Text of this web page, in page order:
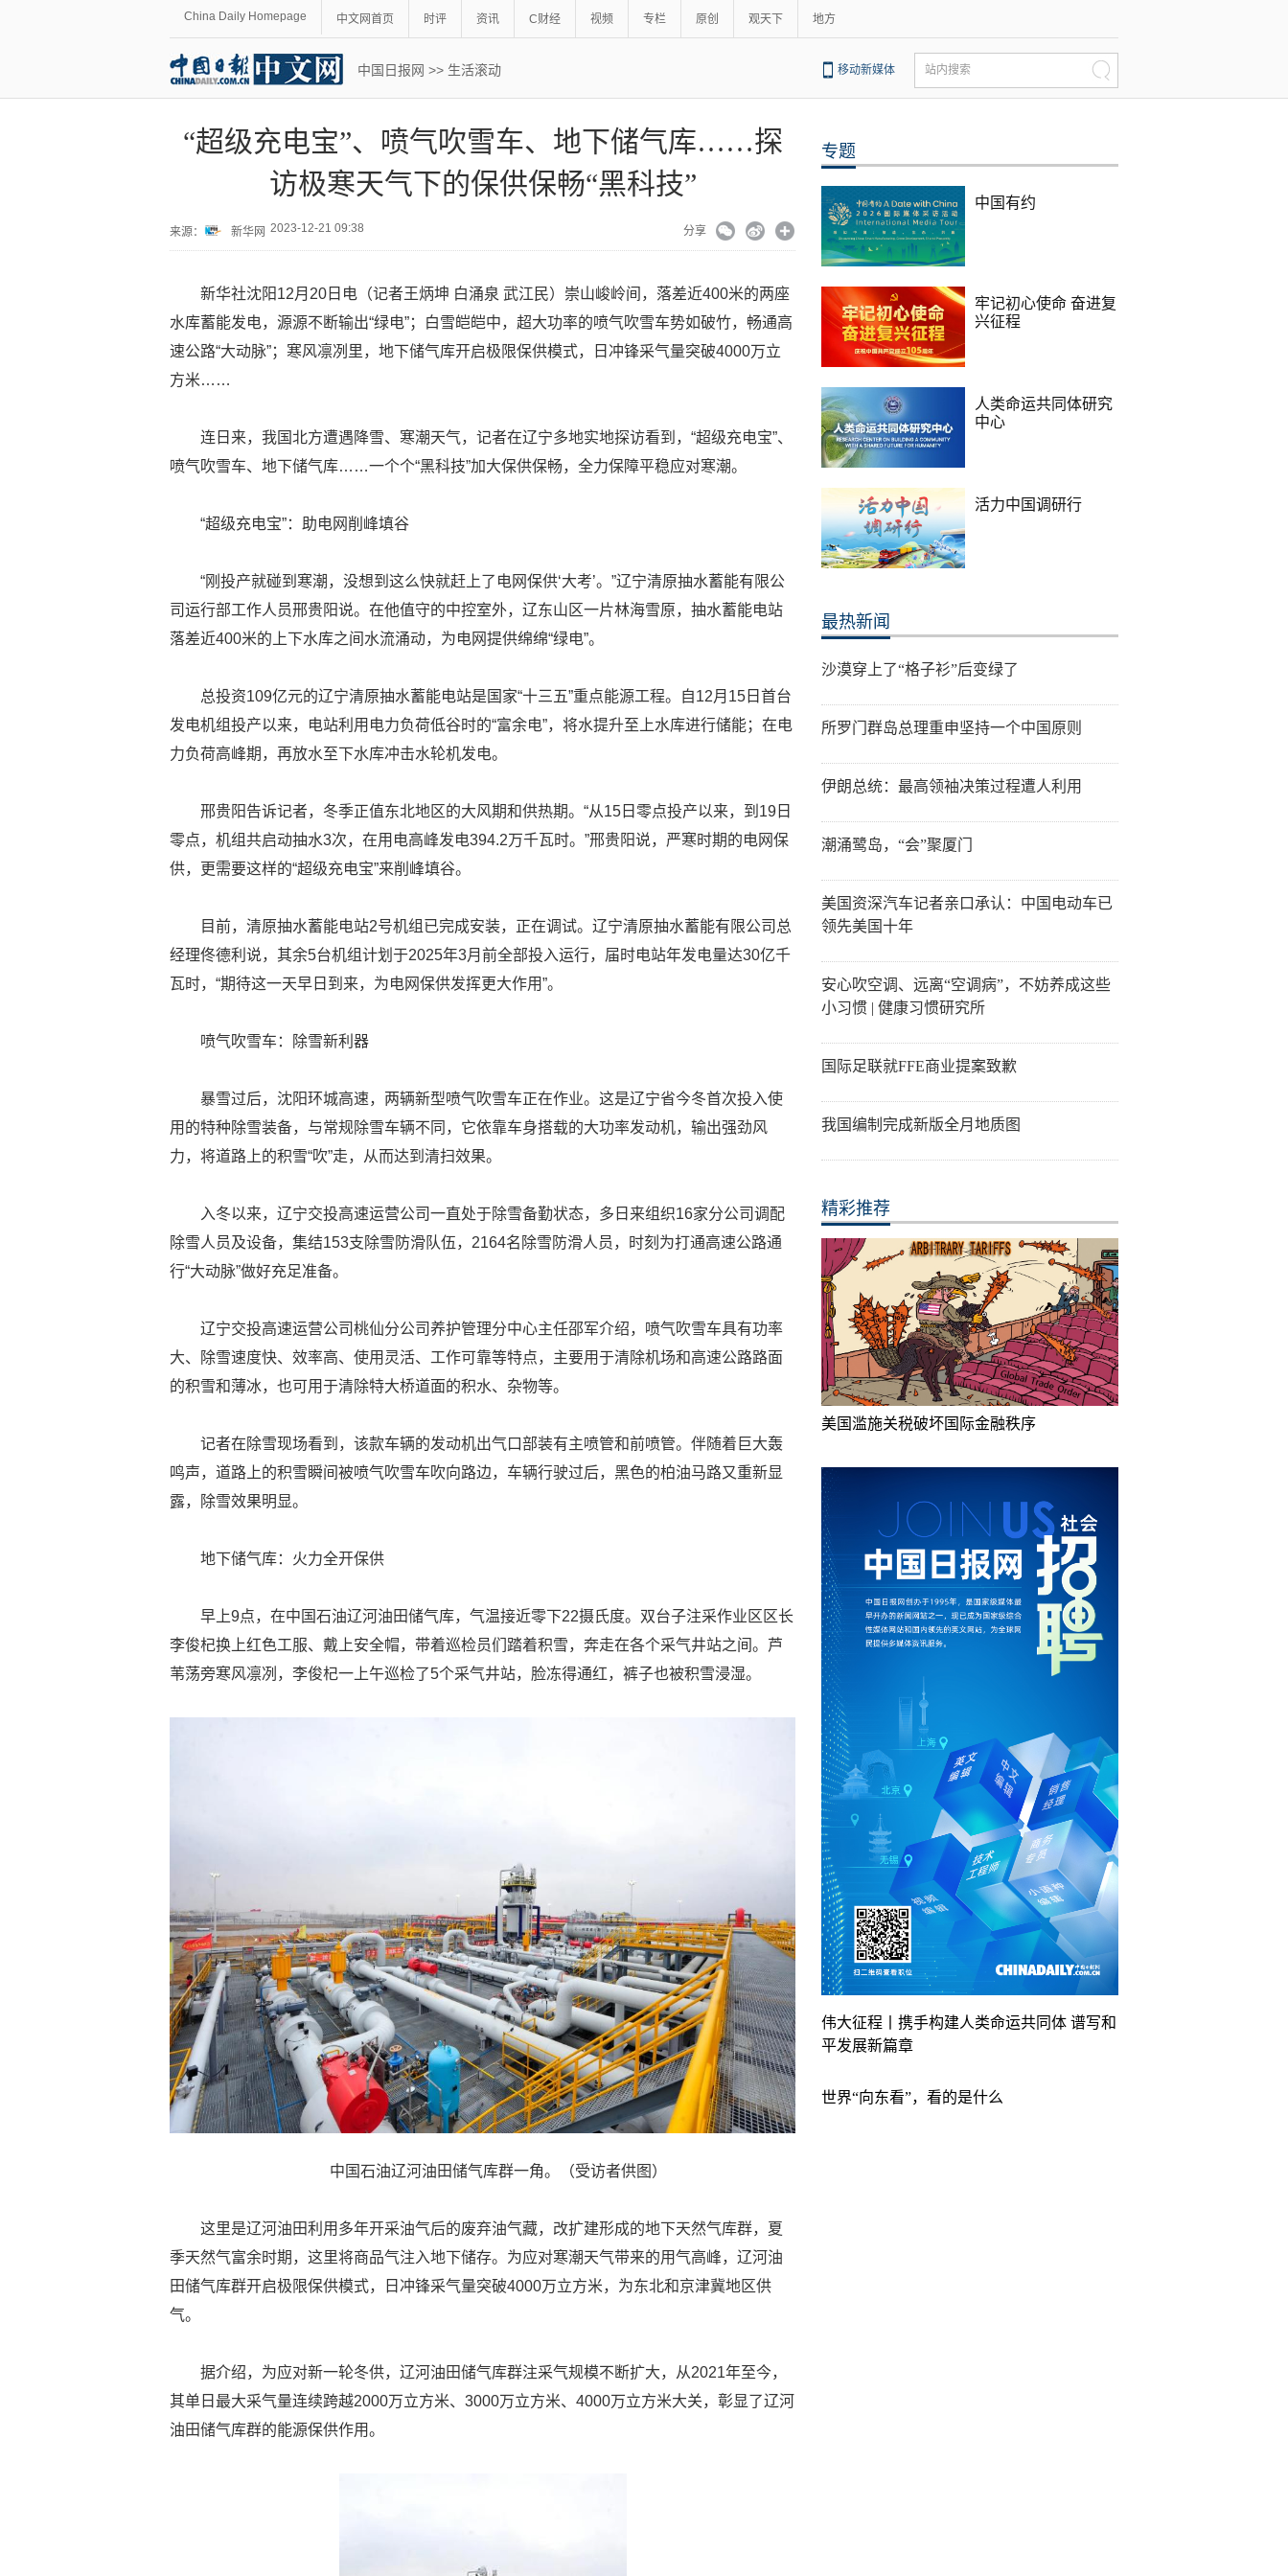
China Daily Homepage 中文网首页 时评 资讯 C财经 视频 专栏 原创 观天下 地方
中国日报网 >> 生活滚动 移动新媒体 站内搜索
“超级充电宝”、喷气吹雪车、地下储气库……探
访极寒天气下的保供保畅“黑科技”
来源： 新华网 2023-12-21 09:38 分享
新华社沈阳12月20日电（记者王炳坤 白涌泉 武江民）崇山峻岭间，落差近400米的两座
水库蓄能发电，源源不断输出“绿电”；白雪皑皑中，超大功率的喷气吹雪车势如破竹，畅通高
速公路“大动脉”；寒风凛冽里，地下储气库开启极限保供模式，日冲锋采气量突破4000万立
方米……
连日来，我国北方遭遇降雪、寒潮天气，记者在辽宁多地实地探访看到，“超级充电宝”、
喷气吹雪车、地下储气库……一个个“黑科技”加大保供保畅，全力保障平稳应对寒潮。
“超级充电宝”：助电网削峰填谷
“刚投产就碰到寒潮，没想到这么快就赶上了电网保供‘大考’。”辽宁清原抽水蓄能有限公
司运行部工作人员邢贵阳说。在他值守的中控室外，辽东山区一片林海雪原，抽水蓄能电站
落差近400米的上下水库之间水流涌动，为电网提供绵绵“绿电”。
总投资109亿元的辽宁清原抽水蓄能电站是国家“十三五”重点能源工程。自12月15日首台
发电机组投产以来，电站利用电力负荷低谷时的“富余电”，将水提升至上水库进行储能；在电
力负荷高峰期，再放水至下水库冲击水轮机发电。
邢贵阳告诉记者，冬季正值东北地区的大风期和供热期。“从15日零点投产以来，到19日
零点，机组共启动抽水3次，在用电高峰发电394.2万千瓦时。”邢贵阳说，严寒时期的电网保
供，更需要这样的“超级充电宝”来削峰填谷。
目前，清原抽水蓄能电站2号机组已完成安装，正在调试。辽宁清原抽水蓄能有限公司总
经理佟德利说，其余5台机组计划于2025年3月前全部投入运行，届时电站年发电量达30亿千
瓦时，“期待这一天早日到来，为电网保供发挥更大作用”。
喷气吹雪车：除雪新利器
暴雪过后，沈阳环城高速，两辆新型喷气吹雪车正在作业。这是辽宁省今冬首次投入使
用的特种除雪装备，与常规除雪车辆不同，它依靠车身搭载的大功率发动机，输出强劲风
力，将道路上的积雪“吹”走，从而达到清扫效果。
入冬以来，辽宁交投高速运营公司一直处于除雪备勤状态，多日来组织16家分公司调配
除雪人员及设备，集结153支除雪防滑队伍，2164名除雪防滑人员，时刻为打通高速公路通
行“大动脉”做好充足准备。
辽宁交投高速运营公司桃仙分公司养护管理分中心主任邵军介绍，喷气吹雪车具有功率
大、除雪速度快、效率高、使用灵活、工作可靠等特点，主要用于清除机场和高速公路路面
的积雪和薄冰，也可用于清除特大桥道面的积水、杂物等。
记者在除雪现场看到，该款车辆的发动机出气口部装有主喷管和前喷管。伴随着巨大轰
鸣声，道路上的积雪瞬间被喷气吹雪车吹向路边，车辆行驶过后，黑色的柏油马路又重新显
露，除雪效果明显。
地下储气库：火力全开保供
早上9点，在中国石油辽河油田储气库，气温接近零下22摄氏度。双台子注采作业区区长
李俊杞换上红色工服、戴上安全帽，带着巡检员们踏着积雪，奔走在各个采气井站之间。芦
苇荡旁寒风凛冽，李俊杞一上午巡检了5个采气井站，脸冻得通红，裤子也被积雪浸湿。
中国石油辽河油田储气库群一角。（受访者供图）
这里是辽河油田利用多年开采油气后的废弃油气藏，改扩建形成的地下天然气库群，夏
季天然气富余时期，这里将商品气注入地下储存。为应对寒潮天气带来的用气高峰，辽河油
田储气库群开启极限保供模式，日冲锋采气量突破4000万立方米，为东北和京津冀地区供
气。
据介绍，为应对新一轮冬供，辽河油田储气库群注采气规模不断扩大，从2021年至今，
其单日最大采气量连续跨越2000万立方米、3000万立方米、4000万立方米大关，彰显了辽河
油田储气库群的能源保供作用。
专题
中国有约
牢记初心使命 奋进复
兴征程
人类命运共同体研究
中心
活力中国调研行
最热新闻
沙漠穿上了“格子衫”后变绿了
所罗门群岛总理重申坚持一个中国原则
伊朗总统：最高领袖决策过程遭人利用
潮涌鹭岛，“会”聚厦门
美国资深汽车记者亲口承认：中国电动车已
领先美国十年
安心吹空调、远离“空调病”，不妨养成这些
小习惯 | 健康习惯研究所
国际足联就FFE商业提案致歉
我国编制完成新版全月地质图
精彩推荐
美国滥施关税破坏国际金融秩序
伟大征程丨携手构建人类命运共同体 谱写和
平发展新篇章
世界“向东看”，看的是什么